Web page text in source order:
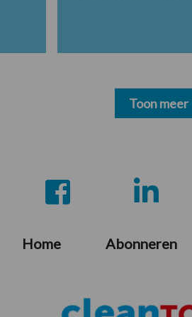
Toon meer
Home Abonneren